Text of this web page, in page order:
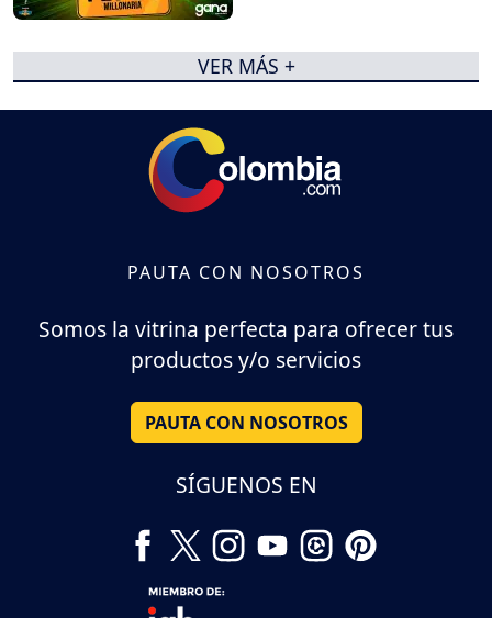
VER MÁS +
PAUTA CON NOSOTROS
Somos la vitrina perfecta para ofrecer tus
productos y/o servicios
PAUTA CON NOSOTROS
SÍGUENOS EN